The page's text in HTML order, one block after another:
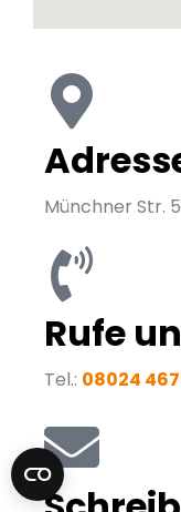
Münchner Str.
Rufe
Tel.: 08024